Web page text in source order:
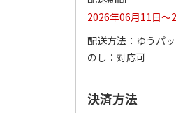
5,500円
2026年06月11日～
配送方法
ゆうパ
のし
対応可
決済方法